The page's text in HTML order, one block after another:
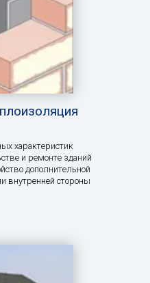
характеристик
и ремонте зданий
дополнительной
внутренней стороны